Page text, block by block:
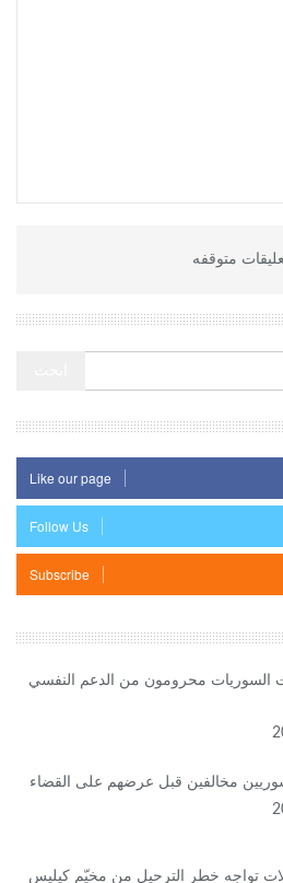
متوقفه
Like our page
Follow Us
Subscribe
السوريات محرومون من الدعم النفسي
مخالفين قبل عرضهم على القضاء
تواجه خطر الترحيل من مخيّم كيليس